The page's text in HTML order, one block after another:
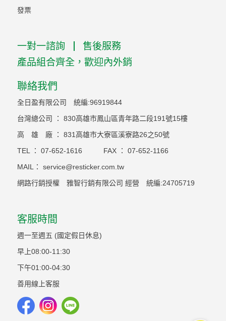
發票
一對一諮詢
售後服務
產品組合齊全，歡迎內外銷
聯絡我們
全日盈有限公司 統編:96919844
台灣總公司 ： 830高雄市鳳山區青年路二段191號15樓
高 雄 廠 ： 831高雄市大寮區溪寮路26之50號
TEL ： 07-652-1616 FAX ： 07-652-1166
MAIL： service@resticker.com.tw
網路行銷授權 雅智行銷有限公司 經營 統編:24705719
客服時間
週一至週五 (國定假日休息)
早上08:00-11:30
下午01:00-04:30
善用線上客服